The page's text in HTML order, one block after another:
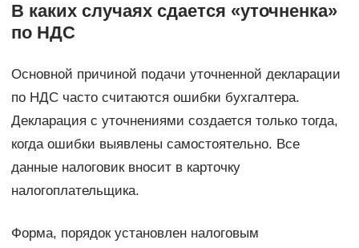
В каких случаях сдается «уточненка»
по НДС
Основной причиной подачи уточненной декларации
по НДС часто считаются ошибки бухгалтера.
Декларация с уточнениями создается только тогда,
когда ошибки выявлены самостоятельно. Все
данные налоговик вносит в карточку
налогоплательщика.
Форма, порядок установлен налоговым